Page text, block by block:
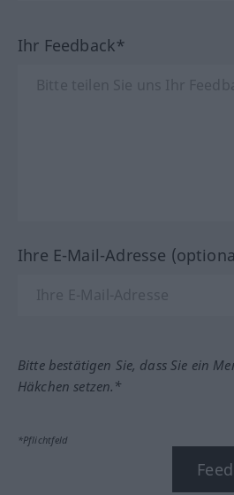
Ihr Feedback*
Ihre E-Mail-Adresse
Bitte bestätigen Sie, dass Sie ein
Häkchen setzen.*
*Pflichtfeld